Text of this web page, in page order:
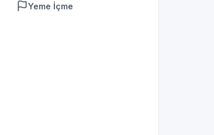
Yeme İçme